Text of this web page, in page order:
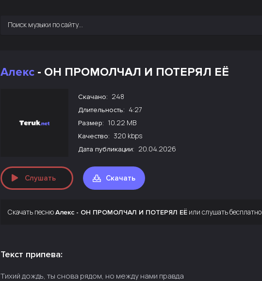
Алекс - ОН ПРОМОЛЧАЛ И ПОТЕРЯЛ ЕЁ
Скачано: 248
Длительность: 4:27
Размер: 10.22 MB
Качество: 320 kbps
Дата публикации: 20.04.2026
Слушать Скачать
Скачать песнюАлекс - ОН ПРОМОЛЧАЛ И ПОТЕРЯЛ ЕЁ или слушать бесплатно
Текст припева:
Тихий дождь, ты снова рядом, но между нами правда